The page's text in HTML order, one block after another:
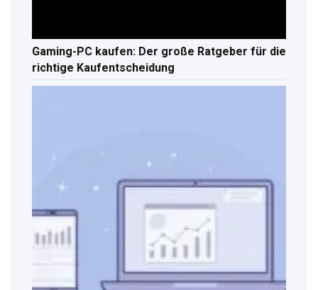
Gaming-PC kaufen: Der große Ratgeber für die
richtige Kaufentscheidung